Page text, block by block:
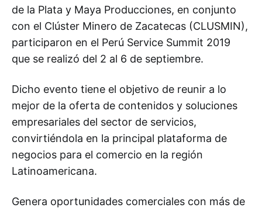
de la Plata y Maya Producciones, en conjunto
con el Clúster Minero de Zacatecas (CLUSMIN),
participaron en el Perú Service Summit 2019
que se realizó del 2 al 6 de septiembre.
Dicho evento tiene el objetivo de reunir a lo
mejor de la oferta de contenidos y soluciones
empresariales del sector de servicios,
convirtiéndola en la principal plataforma de
negocios para el comercio en la región
Latinoamericana.
Genera oportunidades comerciales con más de